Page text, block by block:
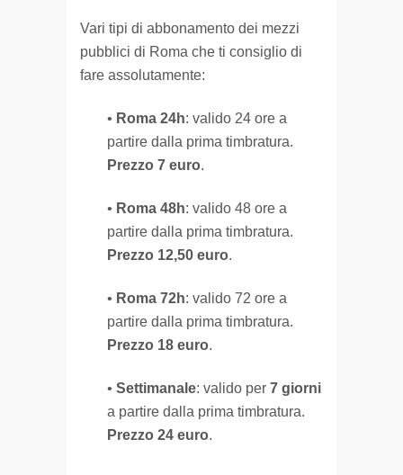
Vari tipi di abbonamento dei mezzi
pubblici di Roma che ti consiglio di
fare assolutamente:
• Roma 24h: valido 24 ore a
partire dalla prima timbratura.
Prezzo 7 euro.
• Roma 48h: valido 48 ore a
partire dalla prima timbratura.
Prezzo 12,50 euro.
• Roma 72h: valido 72 ore a
partire dalla prima timbratura.
Prezzo 18 euro.
• Settimanale: valido per 7 giorni
a partire dalla prima timbratura.
Prezzo 24 euro.